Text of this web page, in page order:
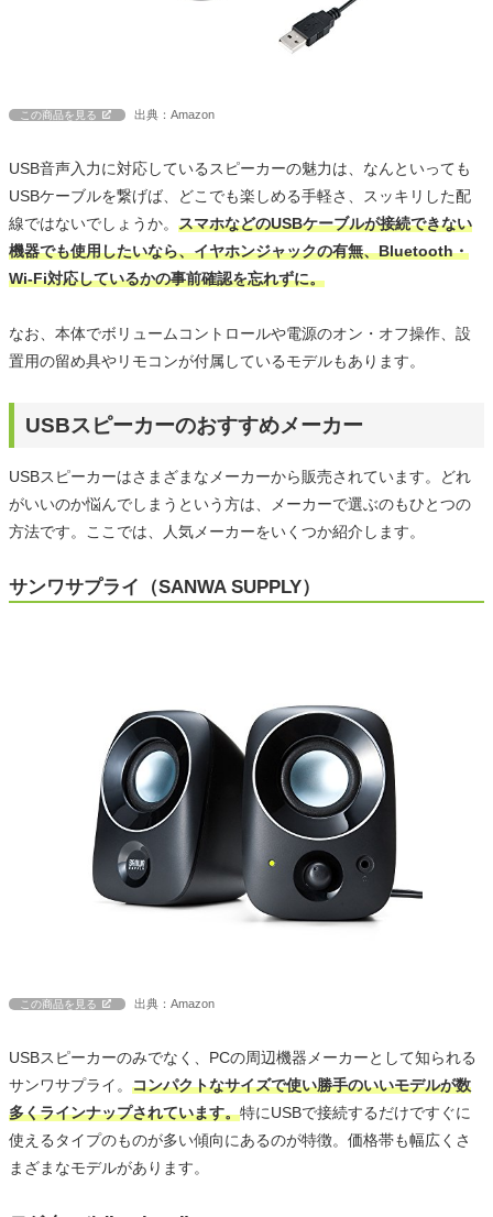
この商品を見る 出典：Amazon
USB音声入力に対応しているスピーカーの魅力は、なんといっても
USBケーブルを繋げば、どこでも楽しめる手軽さ、スッキリした配
線ではないでしょうか。 スマホなどのUSBケーブルが接続できない
機器でも使用したいなら、イヤホンジャックの有無、Bluetooth・
Wi-Fi対応しているかの事前確認を忘れずに。
なお、本体でボリュームコントロールや電源のオン・オフ操作、設
置用の留め具やリモコンが付属しているモデルもあります。
USBスピーカーのおすすめメーカー
USBスピーカーはさまざまなメーカーから販売されています。どれ
がいいのか悩んでしまうという方は、メーカーで選ぶのもひとつの
方法です。ここでは、人気メーカーをいくつか紹介します。
サンワサプライ（SANWA SUPPLY）
この商品を見る 出典：Amazon
USBスピーカーのみでなく、PCの周辺機器メーカーとして知られる
サンワサプライ。 コンパクトなサイズで使い勝手のいいモデルが数
多くラインナップされています。特にUSBで接続するだけですぐに
使えるタイプのものが多い傾向にあるのが特徴。価格帯も幅広くさ
まざまなモデルがあります。